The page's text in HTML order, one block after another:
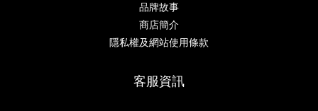
品牌故事
商店簡介
隱私權及網站使用條款
客服資訊